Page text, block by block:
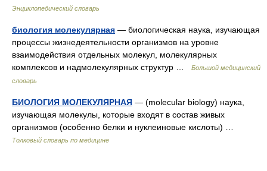
Энциклопедический словарь
биология молекулярная — биологическая наука, изучающая
процессы жизнедеятельности организмов на уровне
взаимодействия отдельных молекул, молекулярных
комплексов и надмолекулярных структур …
Большой медицинский
словарь
БИОЛОГИЯ МОЛЕКУЛЯРНАЯ — (molecular biology) наука,
изучающая молекулы, которые входят в состав живых
организмов (особенно белки и нуклеиновые кислоты) …
Толковый словарь по медицине